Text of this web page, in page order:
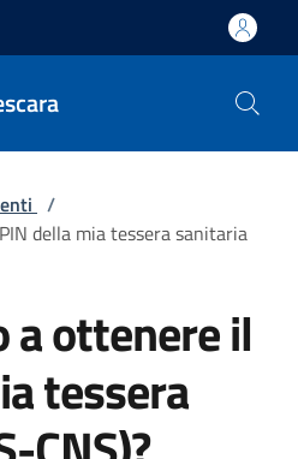
/
della mia tessera sanitaria
a ottenere il
tessera